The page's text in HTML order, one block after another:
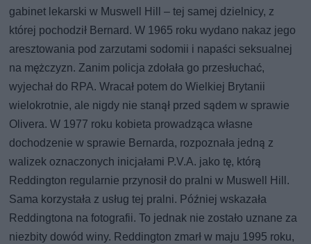
gabinet lekarski w Muswell Hill – tej samej dzielnicy, z
której pochodził Bernard. W 1965 roku wydano nakaz jego
aresztowania pod zarzutami sodomii i napaści seksualnej
na mężczyzn. Zanim policja zdołała go przesłuchać,
wyjechał do RPA. Wracał potem do Wielkiej Brytanii
wielokrotnie, ale nigdy nie stanął przed sądem w sprawie
Olivera. W 1977 roku kobieta prowadząca własne
dochodzenie w sprawie Bernarda, rozpoznała jedną z
walizek oznaczonych inicjałami P.V.A. jako tę, którą
Reddington regularnie przynosił do pralni w Muswell Hill.
Sama korzystała z usług tej pralni. Później wskazała
Reddingtona na fotografii. To jednak nie zostało uznane za
niezbity dowód winy. Reddington zmarł w maju 1995 roku,